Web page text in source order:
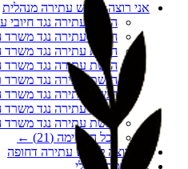
אני רוצה להגיש עתירה מנהלית
הגשת עתירה נגד חיובי
הגשת עתירה נגד משרד
הגשת עתירה נגד משרד
הגשת עתירה נגד משרד
הגשת עתירה נגד
הגשת עתירה נגד משרד
הגשת עתירה נגד משרד
הגשת עתירה נגד משרד
לכל הרשימה (21
) ←
אני רוצה להגיש עתירה דחופה
צו הריסה מנהלי